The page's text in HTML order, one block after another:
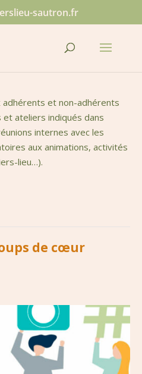
sautron.fr
adhérents et non-adhérents
ateliers indiqués dans
internes avec les
aux animations, activités
lieu…).
de cœur